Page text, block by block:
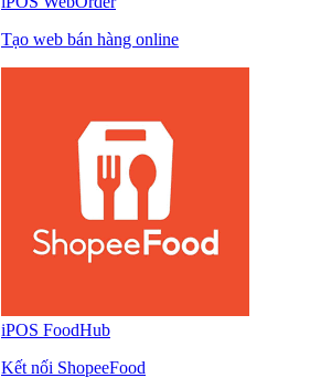
Tạo web bán hàng online
iPOS FoodHub
Kết nối ShopeeFood